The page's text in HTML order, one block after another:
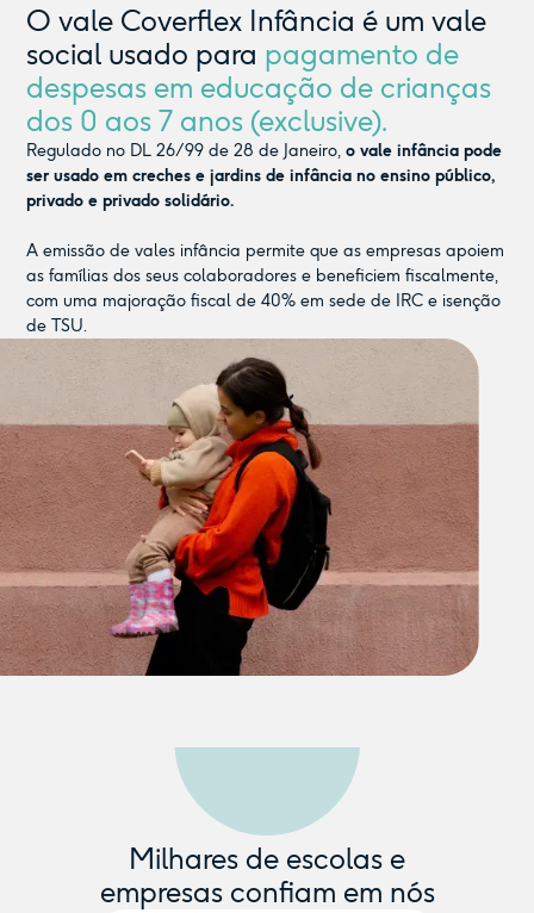
O vale Coverflex Infância é um vale
social usado para pagamento de
despesas em educação de crianças
dos 0 aos 7 anos (exclusive).
Regulado no DL 26/99 de 28 de Janeiro,o vale infância pode
ser usado em creches e jardins de infância no ensino público,
privado e privado solidário.
A emissão de vales infância permite que as empresas apoiem
as famílias dos seus colaboradores e beneficiem fiscalmente,
com uma majoração fiscal de 40% em sede de IRC e isenção
de TSU.
Milhares de escolas e
empresas confiam em nós